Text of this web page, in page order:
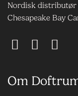
Nordisk distributør
Chesapeake Bay
Om